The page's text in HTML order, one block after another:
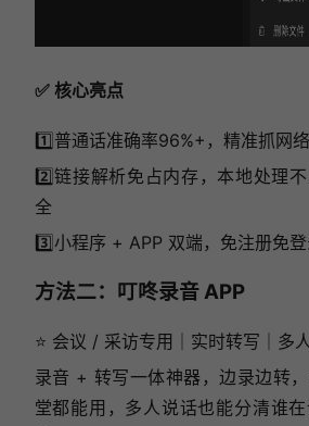
✅ 核心亮点
1️⃣普通话准确率96%+，精准抓网
2️⃣链接解析免占内存，本地处理
全
3️⃣小程序 + APP 双端，免注册免
方法二：叮咚录音 APP
⭐ 会议 / 采访专用｜实时转写｜多
录音 + 转写一体神器，边录边转
堂都能用，多人说话也能分清谁